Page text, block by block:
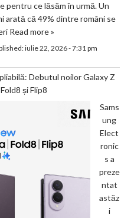
pentru ce lăsăm în urmă. Un
arată că 49% dintre români se
Read more »
iulie 22, 2026 - 7:31 pm
Debutul noilor Galaxy Z
și Flip8
Sams
ung
Elect
ronic
s a
preze
ntat
astăz
i